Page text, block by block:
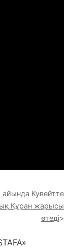
айында Кувейтте
Құран жарысы
өтеді